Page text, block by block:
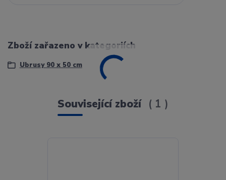
Zboží zařazeno v kategoriích
Ubrusy 90 x 50 cm
Související zboží 1